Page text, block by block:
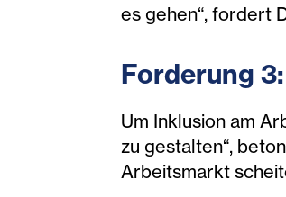
es gehen“, fordert
Forderung
Um Inklusion am
zu gestalten“,
Arbeitsmarkt